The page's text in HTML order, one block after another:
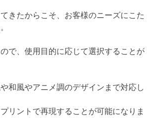
きたからこそ、お客様のニーズにこた
で、使用目的に応じて選択することが
和風やアニメ調のデザインまで対応し
リントで再現することが可能になりま